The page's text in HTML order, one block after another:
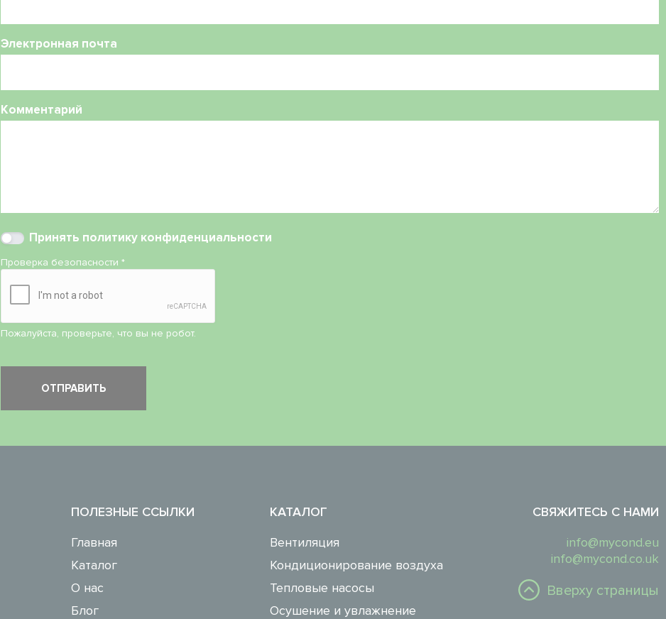
Электронная почта
Комментарий
Принять политику конфиденциальности
Проверка безопасности*
Пожалуйста, проверьте, что вы не робот.
ПОЛЕЗНЫЕ ССЫЛКИ
Главная
Каталог
О нас
Блог
КАТАЛОГ
Вентиляция
Кондиционирование воздуха
Тепловые насосы
Осушение и увлажнение
СВЯЖИТЕСЬ С НАМИ
info@mycond.eu
info@mycond.co.uk
Вверху страницы